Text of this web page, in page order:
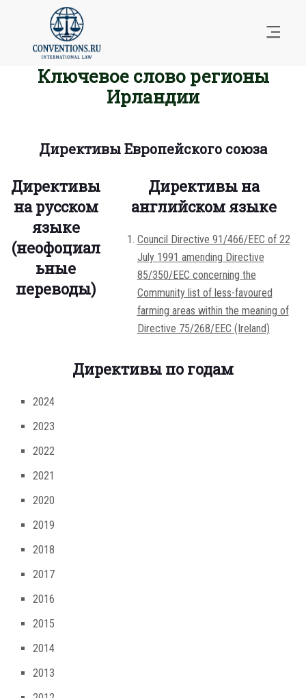
Ключевое слово регионы
Ирландии
Директивы Европейского союза
Директивы
на русском
языке
(неофоциал
ьные
переводы)
Директивы на
английском языке
Council Directive 91/466/EEC of 22
July 1991 amending Directive
85/350/EEC concerning the
Community list of less-favoured
farming areas within the meaning of
Directive 75/268/EEC (Ireland)
Директивы по годам
2024
2023
2022
2021
2020
2019
2018
2017
2016
2015
2014
2013